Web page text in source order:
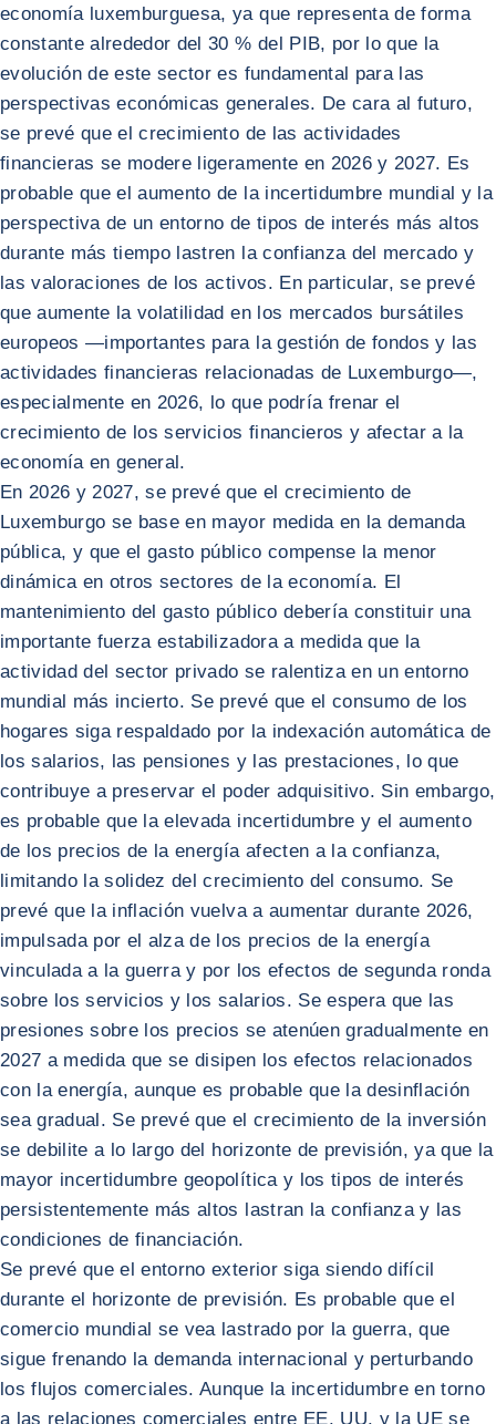
economía luxemburguesa, ya que representa de forma
constante alrededor del 30 % del PIB, por lo que la
evolución de este sector es fundamental para las
perspectivas económicas generales. De cara al futuro,
se prevé que el crecimiento de las actividades
financieras se modere ligeramente en 2026 y 2027. Es
probable que el aumento de la incertidumbre mundial y la
perspectiva de un entorno de tipos de interés más altos
durante más tiempo lastren la confianza del mercado y
las valoraciones de los activos. En particular, se prevé
que aumente la volatilidad en los mercados bursátiles
europeos —importantes para la gestión de fondos y las
actividades financieras relacionadas de Luxemburgo—,
especialmente en 2026, lo que podría frenar el
crecimiento de los servicios financieros y afectar a la
economía en general.
En 2026 y 2027, se prevé que el crecimiento de
Luxemburgo se base en mayor medida en la demanda
pública, y que el gasto público compense la menor
dinámica en otros sectores de la economía. El
mantenimiento del gasto público debería constituir una
importante fuerza estabilizadora a medida que la
actividad del sector privado se ralentiza en un entorno
mundial más incierto. Se prevé que el consumo de los
hogares siga respaldado por la indexación automática de
los salarios, las pensiones y las prestaciones, lo que
contribuye a preservar el poder adquisitivo. Sin embargo,
es probable que la elevada incertidumbre y el aumento
de los precios de la energía afecten a la confianza,
limitando la solidez del crecimiento del consumo. Se
prevé que la inflación vuelva a aumentar durante 2026,
impulsada por el alza de los precios de la energía
vinculada a la guerra y por los efectos de segunda ronda
sobre los servicios y los salarios. Se espera que las
presiones sobre los precios se atenúen gradualmente en
2027 a medida que se disipen los efectos relacionados
con la energía, aunque es probable que la desinflación
sea gradual. Se prevé que el crecimiento de la inversión
se debilite a lo largo del horizonte de previsión, ya que la
mayor incertidumbre geopolítica y los tipos de interés
persistentemente más altos lastran la confianza y las
condiciones de financiación.
Se prevé que el entorno exterior siga siendo difícil
durante el horizonte de previsión. Es probable que el
comercio mundial se vea lastrado por la guerra, que
sigue frenando la demanda internacional y perturbando
los flujos comerciales. Aunque la incertidumbre en torno
a las relaciones comerciales entre EE. UU. y la UE se